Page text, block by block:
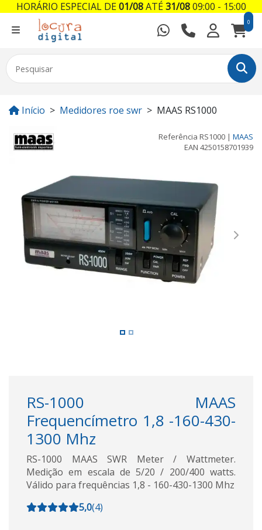
0
Início Medidores roe swr MAAS RS1000
Referência RS1000 | MAAS
EAN 4250158701939
Previous Next
RS-1000 MAAS
Frequencímetro 1,8 -160-430-
1300 Mhz
RS-1000 MAAS SWR Meter / Wattmeter.
Medição em escala de 5/20 / 200/400 watts.
Válido para frequências 1,8 - 160-430-1300 Mhz
5,0(4)
HORÁRIO ESPECIAL DE01/08ATÉ31/0809:00 - 15:00